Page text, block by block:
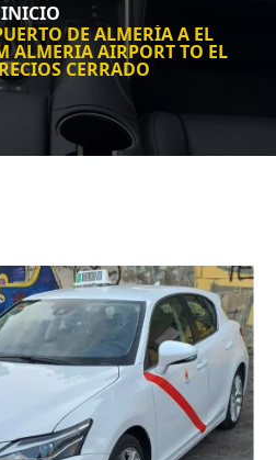
INICIO
DE ALMERÍA A EL
ALMERIA AIRPORT TO EL
CERRADO